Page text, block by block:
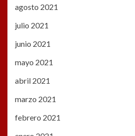
agosto 2021
julio 2021
junio 2021
mayo 2021
abril 2021
marzo 2021
febrero 2021